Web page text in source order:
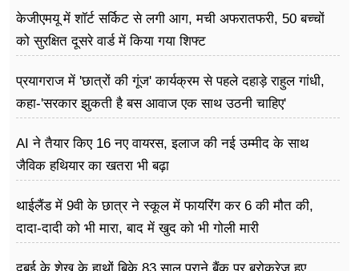
केजीएमयू में शॉर्ट सर्किट से लगी आग, मची अफरातफरी, 50 बच्चों
को सुरक्षित दूसरे वार्ड में किया गया शिफ्ट
प्रयागराज में 'छात्रों की गूंज' कार्यक्रम से पहले दहाड़े राहुल गांधी,
कहा-'सरकार झुकती है बस आवाज एक साथ उठनी चाहिए'
AI ने तैयार किए 16 नए वायरस, इलाज की नई उम्मीद के साथ
जैविक हथियार का खतरा भी बढ़ा
थाईलैंड में 9वी के छात्र ने स्कूल में फायरिंग कर 6 की मौत की,
दादा-दादी को भी मारा, बाद में खुद को भी गोली मारी